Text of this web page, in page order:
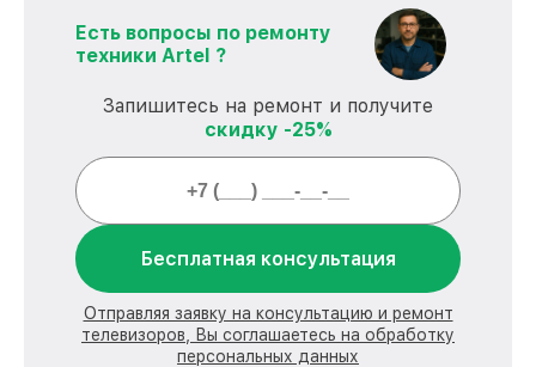
Есть вопросы по ремонту
техники Artel ?
Запишитесь на ремонт и получите
скидку -25%
Бесплатная консультация
Отправляя заявку на консультацию и ремонт
телевизоров, Вы соглашаетесь на обработку
персональных данных